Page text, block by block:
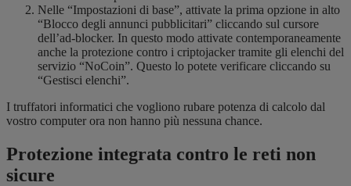
Nelle “Impostazioni di base”, attivate la prima opzione in alto
“Blocco degli annunci pubblicitari” cliccando sul cursore
dell’ad-blocker. In questo modo attivate contemporaneamente
anche la protezione contro i criptojacker tramite gli elenchi del
servizio “NoCoin”. Questo lo potete verificare cliccando su
“Gestisci elenchi”.
I truffatori informatici che vogliono rubare potenza di calcolo dal
vostro computer ora non hanno più nessuna chance.
Protezione integrata contro le reti non
sicure